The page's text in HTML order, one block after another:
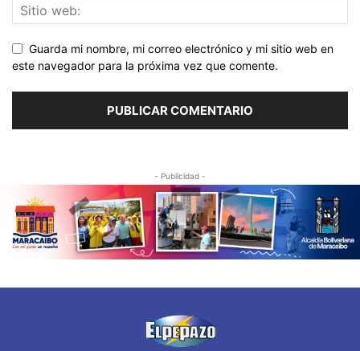
Guarda mi nombre, mi correo electrónico y mi sitio web en
este navegador para la próxima vez que comente.
- Publicidad -